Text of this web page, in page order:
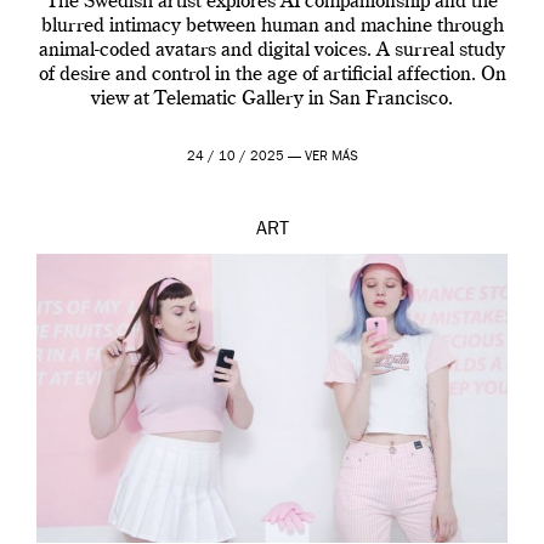
blurred intimacy between human and machine through
animal-coded avatars and digital voices. A surreal study
of desire and control in the age of artificial affection. On
view at Telematic Gallery in San Francisco.
24 / 10 / 2025 — VER MÁS
ART